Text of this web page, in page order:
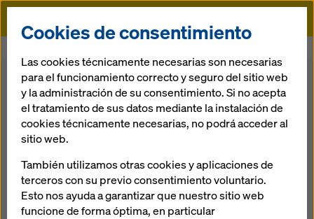
Doka
Volver
Cimbra Staxo 40
La cimbra ligera para la construcción
Cookies de consentimiento
Las cookies técnicamente necesarias son necesarias
para el funcionamiento correcto y seguro del sitio web
y la administración de su consentimiento. Si no acepta
el tratamiento de sus datos mediante la instalación de
cookies técnicamente necesarias, no podrá acceder al
sitio web.
También utilizamos otras cookies y aplicaciones de
terceros con su previo consentimiento voluntario.
Esto nos ayuda a garantizar que nuestro sitio web
funcione de forma óptima, en particular